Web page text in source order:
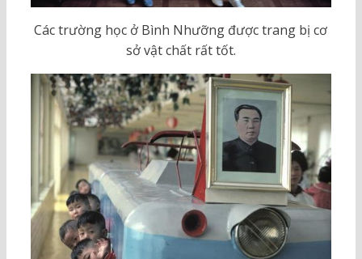
Các trường học ở Bình Nhưỡng được trang bị cơ
sở vật chất rất tốt.